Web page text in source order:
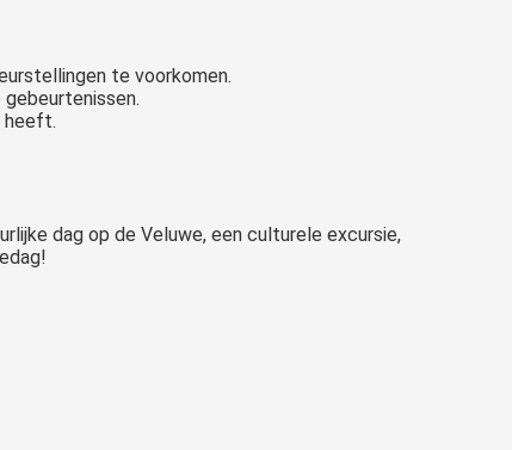
te voorkomen.
heeft.
dag op de Veluwe, een culturele excursie,